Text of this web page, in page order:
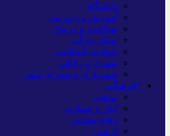
دانشگاه
آموزش و پرورش
بهداشت و درمان
سبک زندگی
حوادث، انتظامی
شهری و رفاهی
شهرداری و شورای شهر
*فرهنگی
مذهبی
ایثار و شهادت
دفاع مقدس
اربعین